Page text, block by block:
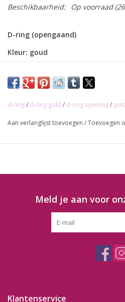
Beschikbaarheid:
Op voorraad
D-ring (opengaand)
Kleur: goud
Doorgang: 15mm
d-ring/ d-ring gold / d-ring opening/
Aan verlanglijst toevoegen /Toevoegen
Meld je aan voor
Klantenservice